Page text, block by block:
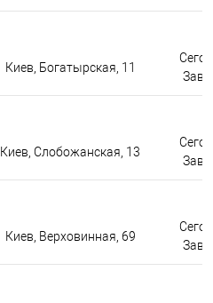
Киев, Богатырская, 11
Киев, Слобожанская, 13
Киев, Верховинная, 69